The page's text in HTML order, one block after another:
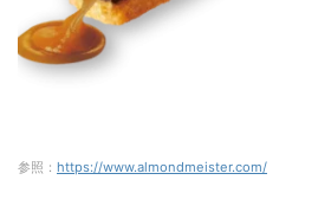
参照： https://www.almondmeister.com/